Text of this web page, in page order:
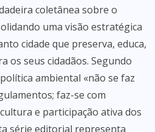
coletânea sobre o
uma visão estratégica
cidade que preserva, educa,
os seus cidadãos. Segundo
ambiental «não se faz
faz-se com
e participação ativa dos
série editorial representa